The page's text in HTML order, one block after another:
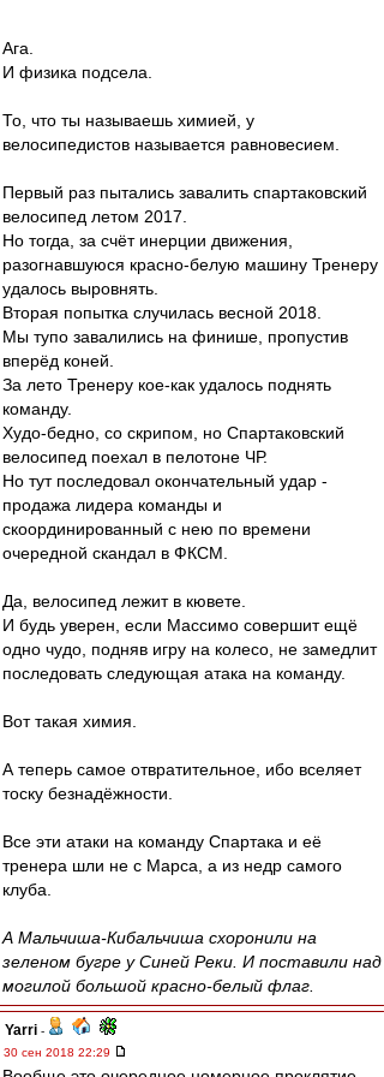
Ага.
И физика подсела.
То, что ты называешь химией, у
велосипедистов называется равновесием.
Первый раз пытались завалить спартаковский
велосипед летом 2017.
Но тогда, за счёт инерции движения,
разогнавшуюся красно-белую машину Тренеру
удалось выровнять.
Вторая попытка случилась весной 2018.
Мы тупо завалились на финише, пропустив
вперёд коней.
За лето Тренеру кое-как удалось поднять
команду.
Худо-бедно, со скрипом, но Спартаковский
велосипед поехал в пелотоне ЧР.
Но тут последовал окончательный удар -
продажа лидера команды и
скоординированный с нею по времени
очередной скандал в ФКСМ.
Да, велосипед лежит в кювете.
И будь уверен, если Массимо совершит ещё
одно чудо, подняв игру на колесо, не замедлит
последовать следующая атака на команду.
Вот такая химия.
А теперь самое отвратительное, ибо вселяет
тоску безнадёжности.
Все эти атаки на команду Спартака и её
тренера шли не с Марса, а из недр самого
клуба.
А Мальчиша-Кибальчиша схоронили на
зеленом бугре у Синей Реки. И поставили над
могилой большой красно-белый флаг.
Yarri -
30 сен 2018 22:29